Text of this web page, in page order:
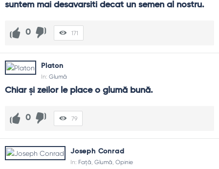
suntem mai desavarsiti decat un semen al nostru.
0 171
Platon
In: Glumă
Chiar şi zeilor le place o glumă bună.
0 79
Joseph Conrad
In: Față, Glumă, Opinie